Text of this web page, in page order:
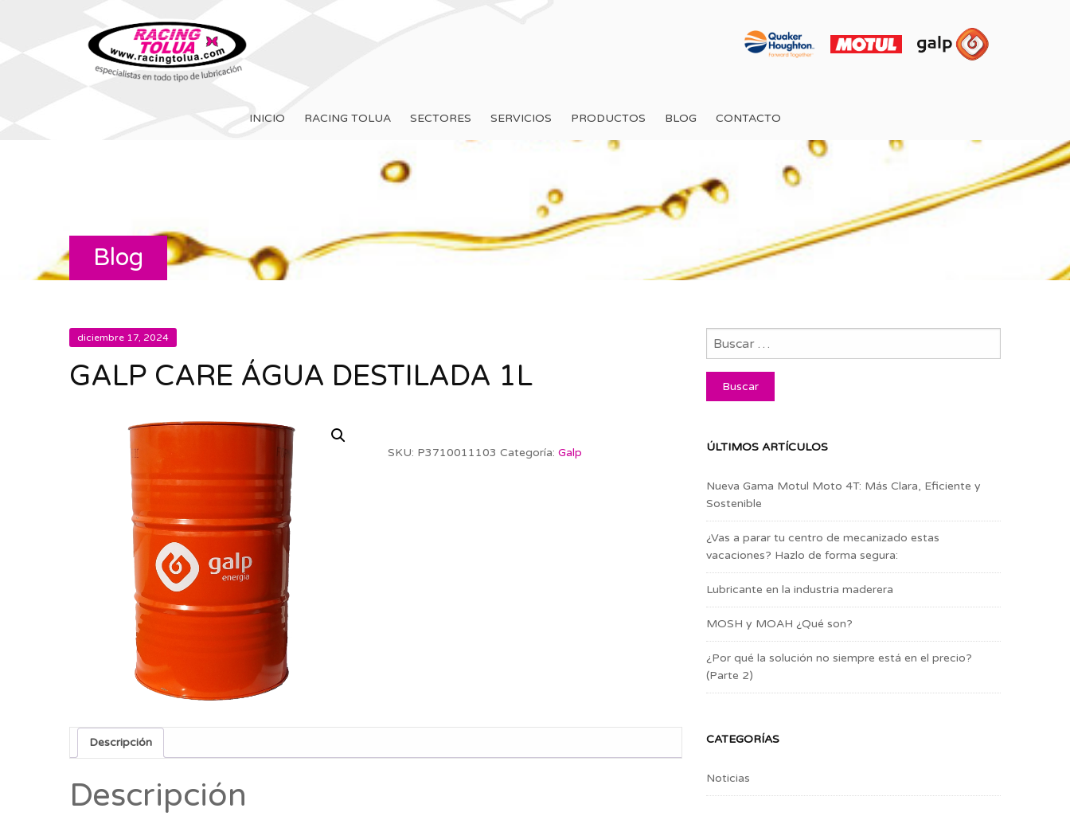
INICIO RACING TOLUA SECTORES SERVICIOS PRODUCTOS BLOG CONTACTO
Blog
diciembre 17, 2024
GALP CARE ÁGUA DESTILADA 1L
SKU: P3710011103 Categoría:Galp
Descripción
Descripción
ÚLTIMOS ARTÍCULOS
Nueva Gama Motul Moto 4T: Más Clara, Eficiente y
Sostenible
¿Vas a parar tu centro de mecanizado estas
vacaciones? Hazlo de forma segura:
Lubricante en la industria maderera
MOSH y MOAH ¿Qué son?
¿Por qué la solución no siempre está en el precio?
(Parte 2)
CATEGORÍAS
Noticias